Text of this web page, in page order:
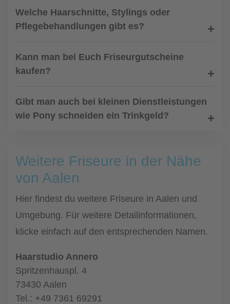
Welche Haarschnitte, Stylings oder
Pflegebehandlungen gibt es?
Kann man bei Euch Friseurgutscheine
kaufen?
Gibt man auch bei kleinen Dienstleistungen
wie Pony schneiden ein Trinkgeld?
Weitere Friseure in der Nähe
von Aalen
Hier findest du weitere Friseure in Aalen und
Umgebung. Für weitere Detailinformationen,
klicke einfach auf den entsprechenden Namen.
Haarstudio Annero
Spritzenhauspl. 4
73430 Aalen
Tel.: +49 7361 69291